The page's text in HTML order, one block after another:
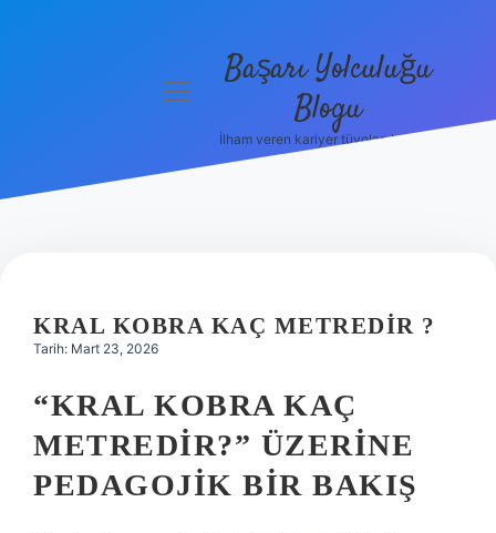
Hakkımızda
menüyüBaşarı Yolculuğu
Blogu
İlham veren kariyer tüyoları burada!
KRAL KOBRA KAÇ METREDIR ?
Tarih: Mart 23, 2026
“KRAL KOBRA KAÇ
METREDIR?” ÜZERINE
PEDAGOJIK BIR BAKIŞ